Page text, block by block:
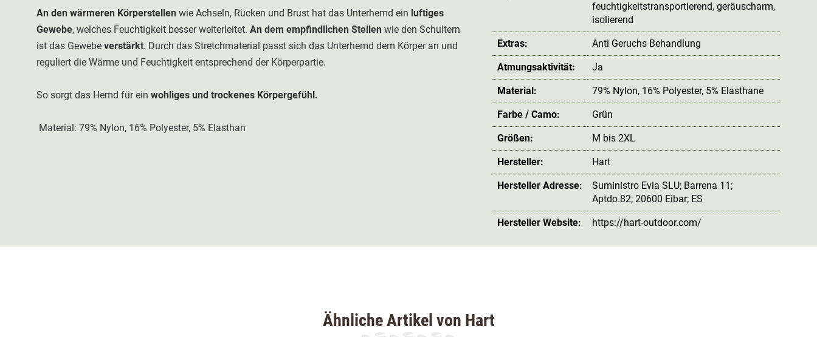
An den wärmeren Körperstellen wie Achseln, Rücken und Brust hat das Unterhemd ein luftiges
Gewebe, welches Feuchtigkeit besser weiterleitet. An dem empfindlichen Stellen wie den Schultern
ist das Gewebe verstärkt. Durch das Stretchmaterial passt sich das Unterhemd dem Körper an und
reguliert die Wärme und Feuchtigkeit entsprechend der Körperpartie.
So sorgt das Hemd für ein wohliges und trockenes Körpergefühl.
Material: 79% Nylon, 16% Polyester, 5% Elasthan
feuchtigkeitstransportierend, geräuscharm,
isolierend
Extras: Anti Geruchs Behandlung
Atmungsaktivität: Ja
Material: 79% Nylon, 16% Polyester, 5% Elasthane
Farbe / Camo: Grün
Größen: M bis 2XL
Hersteller: Hart
Hersteller Adresse:
Suministro Evia SLU; Barrena 11;
Aptdo.82; 20600 Eibar; ES
Hersteller Website: https://hart-outdoor.com/
Ähnliche Artikel von Hart